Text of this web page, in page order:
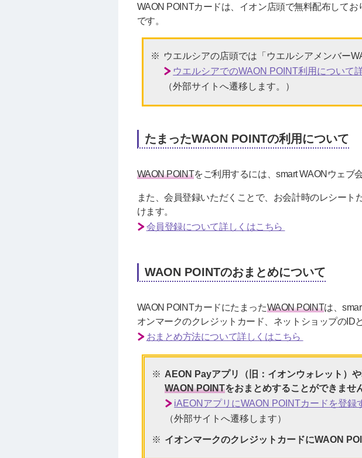
WAON POINTカードは、イオン店頭で無料配布して
です。
ウエルシアの店頭では「ウエルシアメンバー
ウエルシアでのWAON POINT利用について
（外部サイトへ遷移します。）
たまったWAON POINTの利用について
WAON POINTをご利用するには、smart WAONウェブ
また、会員登録いただくことで、お会計時のレシート
けます。
会員登録について詳しくはこちら
WAON POINTのおまとめについて
WAON POINTカードにたまったWAON POINTは、
オンマークのクレジットカード、ネットショップのID
おまとめ方法について詳しくはこちら
AEON Payアプリ（旧：イオンウォレット）
WAON POINTをおまとめすることができませ
iAEONアプリにWAON POINTカードを登録
（外部サイトへ遷移します）
イオンマークのクレジットカードにWAON